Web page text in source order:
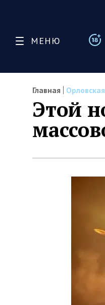
МЕНЮ
Главная
Этой